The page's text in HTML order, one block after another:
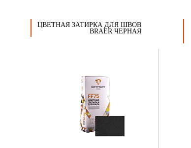
ЦВЕТНАЯ ЗАТИРКА ДЛЯ ШВОВ
BRAER ЧЕРНАЯ